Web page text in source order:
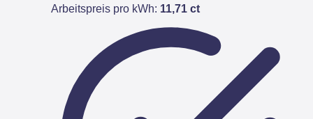
Arbeitspreis pro kWh: 11,71 ct